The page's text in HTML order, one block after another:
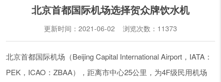
北京首都国际机场选择贺众牌饮水机
更新时间：2021-06-02 浏览次数： 11373
北京首都国际机场（Beijing Capital International Airport，IATA：
PEK，ICAO：ZBAA），距离市中心25公里，为4F级民用机场